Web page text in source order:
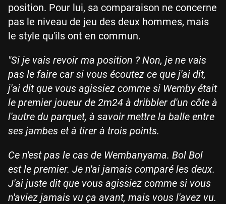
position. Pour lui, sa comparaison ne concerne
pas le niveau de jeu des deux hommes, mais
le style qu'ils ont en commun.
"Si je vais revoir ma position ? Non, je ne vais
pas le faire car si vous écoutez ce que j'ai dit,
j'ai dit que vous agissiez comme si Wemby était
le premier joueur de 2m24 à dribbler d'un côte à
l'autre du parquet, à savoir mettre la balle entre
ses jambes et à tirer à trois points.
Ce n'est pas le cas de Wembanyama. Bol Bol
est le premier. Je n'ai jamais comparé les deux.
J'ai juste dit que vous agissiez comme si vous
n'aviez jamais vu ça avant, mais vous l'avez vu.